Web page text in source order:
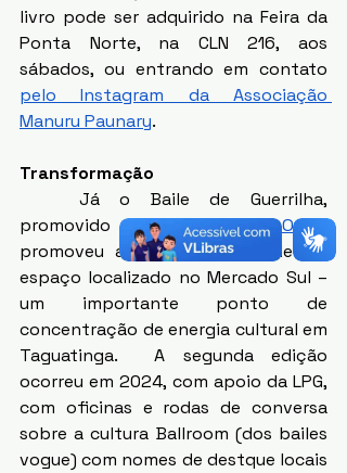
livro pode ser adquirido na Feira da
Ponta Norte, na CLN 216, aos
pelo Instagram da Associação
Manuru Paunary.
Transformação
promovido pela Casa de Onija,
promoveu a transformação de um
espaço localizado no Mercado Sul –
um importante ponto de
concentração de energia cultural em
Taguatinga.  A segunda edição
ocorreu em 2024, com apoio da LPG,
com oficinas e rodas de conversa
sobre a cultura Ballroom (dos bailes
vogue) com nomes de destque locais